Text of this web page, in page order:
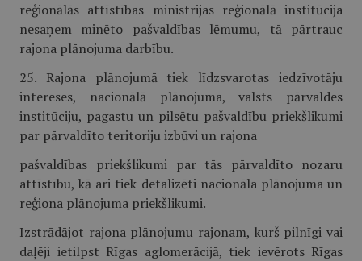
reģionālās attīstības ministrijas reģionālā institūcija
nesaņem minēto pašvaldības lēmumu, tā pārtrauc
rajona plānojuma darbību.
25. Rajona plānojumā tiek līdzsvarotas iedzīvotāju
intereses, nacionālā plānojuma, valsts pārvaldes
institūciju, pagastu un pilsētu pašvaldību priekšlikumi
par pārvaldīto teritoriju izbūvi un rajona
pašvaldības priekšlikumi par tās pārvaldīto nozaru
attīstību, kā ari tiek detalizēti nacionāla plānojuma un
reģiona plānojuma priekšlikumi.
Izstrādājot rajona plānojumu rajonam, kurš pilnīgi vai
daļēji ietilpst Rīgas aglomerācijā, tiek ievērots Rīgas